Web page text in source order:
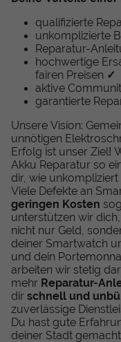
qualifizierte
unkomplizierte
Reparatur-
hochwertige
fairen Preisen ✓
aktive
garantierte
Unsere Vision:
unnötigen
Erfolg ist unser Ziel!
Akku Reparatur so
dir, wie unkompliziert
Viele Defekte an
geringen Kosten
unterstützen wir
nicht nur Geld,
deiner Smartwatch
und dein
arbeiten wir stetig
mehr Reparatur-
dir schnell und
zuverlässige
Du hast gute
deiner Stadt